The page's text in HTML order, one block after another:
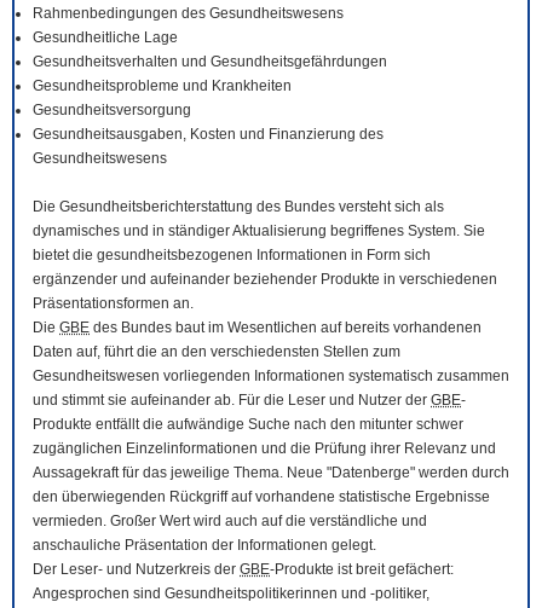
Rahmenbedingungen des Gesundheitswesens
Gesundheitliche Lage
Gesundheitsverhalten und Gesundheitsgefährdungen
Gesundheitsprobleme und Krankheiten
Gesundheitsversorgung
Gesundheitsausgaben, Kosten und Finanzierung des
Gesundheitswesens
Die Gesundheitsberichterstattung des Bundes versteht sich als
dynamisches und in ständiger Aktualisierung begriffenes System. Sie
bietet die gesundheitsbezogenen Informationen in Form sich
ergänzender und aufeinander beziehender Produkte in verschiedenen
Präsentationsformen an.
Die GBE des Bundes baut im Wesentlichen auf bereits vorhandenen
Daten auf, führt die an den verschiedensten Stellen zum
Gesundheitswesen vorliegenden Informationen systematisch zusammen
und stimmt sie aufeinander ab. Für die Leser und Nutzer der GBE-
Produkte entfällt die aufwändige Suche nach den mitunter schwer
zugänglichen Einzelinformationen und die Prüfung ihrer Relevanz und
Aussagekraft für das jeweilige Thema. Neue "Datenberge" werden durch
den überwiegenden Rückgriff auf vorhandene statistische Ergebnisse
vermieden. Großer Wert wird auch auf die verständliche und
anschauliche Präsentation der Informationen gelegt.
Der Leser- und Nutzerkreis der GBE-Produkte ist breit gefächert:
Angesprochen sind Gesundheitspolitikerinnen und -politiker,